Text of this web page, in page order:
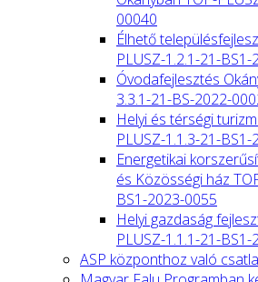
00040
Élhető
PLUSZ-1.2.1-21-
Óvodafejlesztés
3.3.1-21-BS-2022-
Helyi és térségi
PLUSZ-1.1.3-21-BS1-
Energetikai
és Közösségi ház
BS1-2023-0055
Helyi gazdaság
PLUSZ-1.1.1-21-
ASP központhoz való